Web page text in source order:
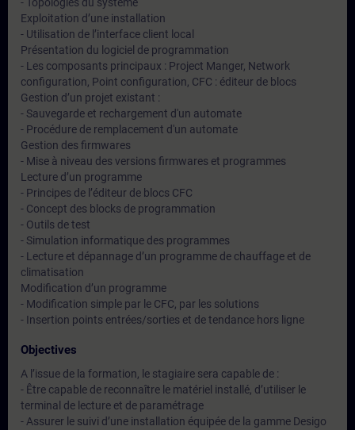
Exploitation d’une installation
- Utilisation de l’interface client local
Présentation du logiciel de programmation
- Les composants principaux : Project Manger, Network
configuration, Point configuration, CFC : éditeur de blocs
Gestion d’un projet existant :
- Sauvegarde et rechargement d'un automate
- Procédure de remplacement d'un automate
Gestion des firmwares
- Mise à niveau des versions firmwares et programmes
Lecture d’un programme
- Principes de l’éditeur de blocs CFC
- Concept des blocks de programmation
- Outils de test
- Simulation informatique des programmes
- Lecture et dépannage d’un programme de chauffage et de
climatisation
Modification d’un programme
- Modification simple par le CFC, par les solutions
- Insertion points entrées/sorties et de tendance hors ligne
Objectives
A l’issue de la formation, le stagiaire sera capable de :
- Être capable de reconnaître le matériel installé, d’utiliser le
terminal de lecture et de paramétrage
- Assurer le suivi d’une installation équipée de la gamme Desigo